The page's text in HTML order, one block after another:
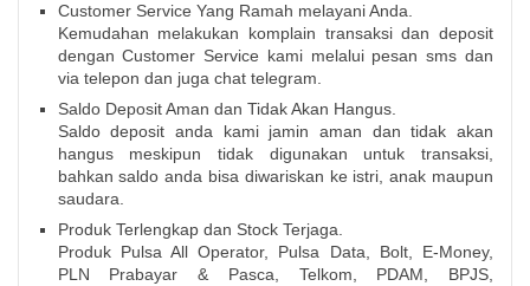
Customer Service Yang Ramah melayani Anda.
Kemudahan melakukan komplain transaksi dan deposit
dengan Customer Service kami melalui pesan sms dan
via telepon dan juga chat telegram.
Saldo Deposit Aman dan Tidak Akan Hangus.
Saldo deposit anda kami jamin aman dan tidak akan
hangus meskipun tidak digunakan untuk transaksi,
bahkan saldo anda bisa diwariskan ke istri, anak maupun
saudara.
Produk Terlengkap dan Stock Terjaga.
Produk Pulsa All Operator, Pulsa Data, Bolt, E-Money,
PLN Prabayar & Pasca, Telkom, PDAM, BPJS,